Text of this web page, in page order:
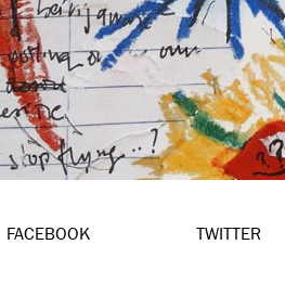
FACEBOOK TWITTER